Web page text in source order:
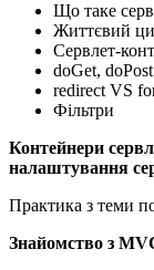
Що таке
Життєвий
Сервлет-
doGet, doPost
redirect VS
Фільтри
Контейнери
налаштування
Практика з теми
Знайомство з